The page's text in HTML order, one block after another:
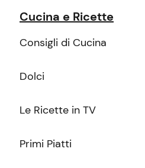
Cucina e Ricette
Consigli di Cucina
Dolci
Le Ricette in TV
Primi Piatti